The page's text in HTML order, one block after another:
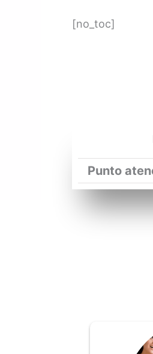
[no_toc]
Punto